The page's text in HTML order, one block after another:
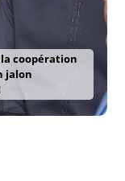
coopération
jalon